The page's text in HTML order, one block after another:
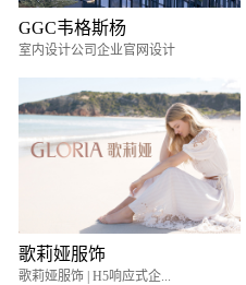
GGC韦格斯杨
室内设计公司企业官网设计
歌莉娅服饰
歌莉娅服饰 | H5响应式企...